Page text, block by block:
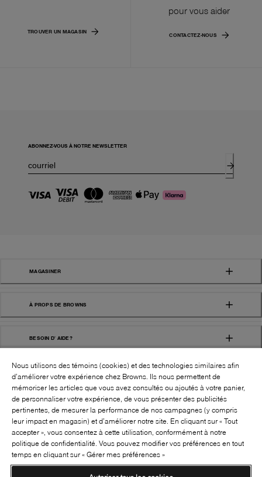
TROUVER UN MAGASIN
pour vous aider
CONTACTEZ-NOUS
ABONNEZ-VOUS À NOTRE NEWSLETTER
MAGASINER
À PROPS DE BROWNS
BESOIN D' AIDE?
BROWNS SHOES INC. TOUS DROITS
RÉSERVÉS
SUIVEZ-NOUS!:
Nous utilisons des témoins (cookies) et des technologies similaires afin
d’améliorer votre expérience chez Browns. Ils nous permettent de
mémoriser les articles que vous avez consultés ou ajoutés à votre panier,
de personnaliser votre expérience, de vous présenter des publicités
pertinentes, de mesurer la performance de nos campagnes (y compris
leur impact en magasin) et d’améliorer notre site. En cliquant sur « Tout
accepter », vous consentez à cette utilisation, conformément à notre
politique de confidentialité. Vous pouvez modifier vos préférences en tout
temps en cliquant sur « Gérer mes préférences »